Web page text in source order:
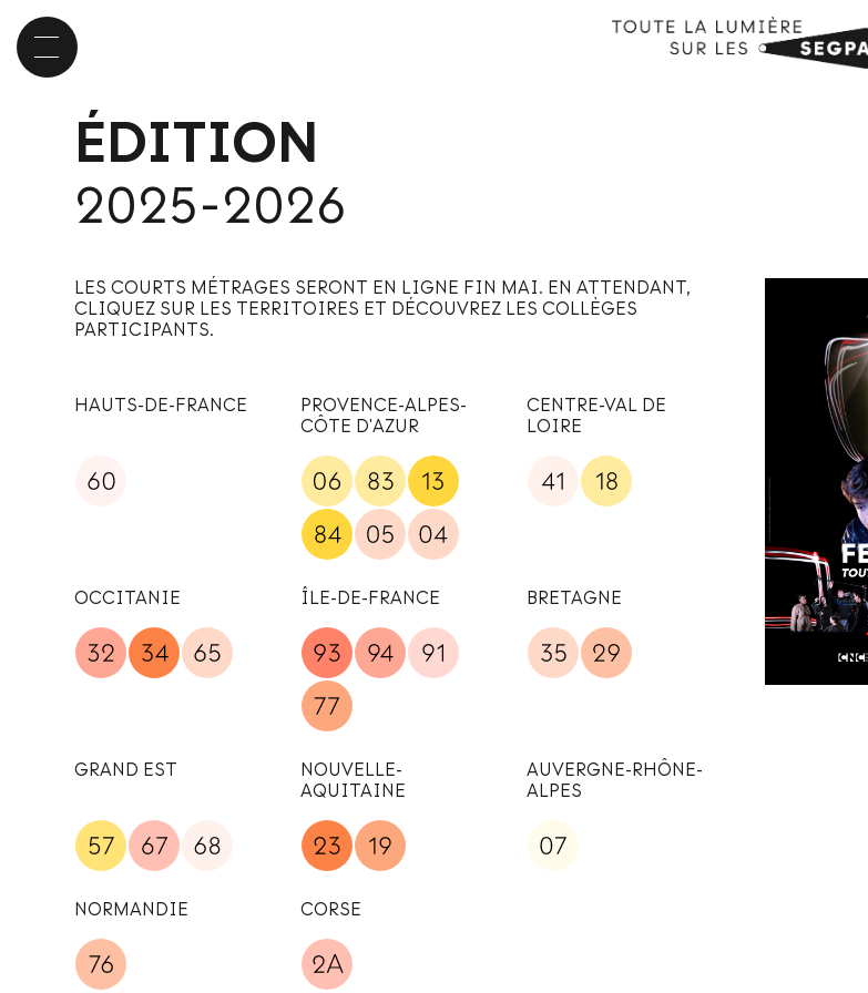
ÉDITION
2025-2026
LES COURTS MÉTRAGES SERONT EN LIGNE FIN MAI. EN ATTENDANT,
CLIQUEZ SUR LES TERRITOIRES ET DÉCOUVREZ LES COLLÈGES
PARTICIPANTS.
HAUTS-DE-FRANCE
PROVENCE-ALPES-
CÔTE D'AZUR
CENTRE-VAL DE
LOIRE
OCCITANIE ÎLE-DE-FRANCE BRETAGNE
GRAND EST
NOUVELLE-
AQUITAINE
AUVERGNE-RHÔNE-
ALPES
NORMANDIE CORSE